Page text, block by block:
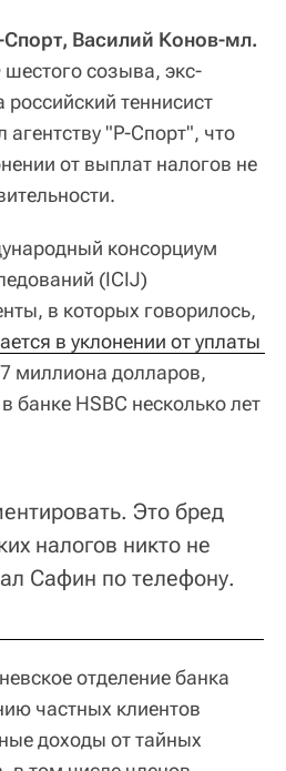
Василий Конов-мл.
созыва, экс-
теннисист
агентству "Р-Спорт", что
от выплат налогов не
консорциум
(ICIJ)
в которых говорилось,
в уклонении от уплаты
миллиона долларов,
банке HSBC несколько лет
Это бред
налогов никто не
Сафин по телефону.
отделение банка
частных клиентов
доходы от тайных